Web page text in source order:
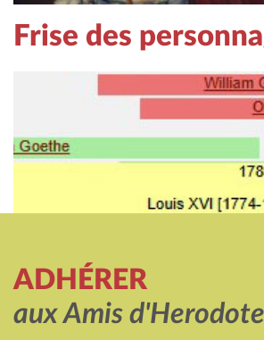
Frise des
ADHÉRER
aux Amis